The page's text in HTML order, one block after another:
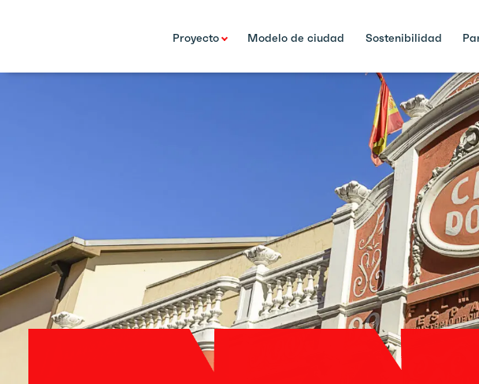
Proyecto Modelo de ciudad Sostenibilidad